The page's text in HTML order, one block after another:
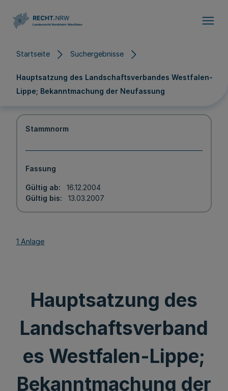
Startseite Suchergebnisse
Hauptsatzung des Landschaftsverbandes Westfalen-
Lippe; Bekanntmachung der Neufassung
Stammnorm
Fassung
Gültig ab
16.12.2004
Gültig bis
13.03.2007
1 Anlage
Hauptsatzung des
Landschaftsverband
es Westfalen-Lippe;
Bekanntmachung der